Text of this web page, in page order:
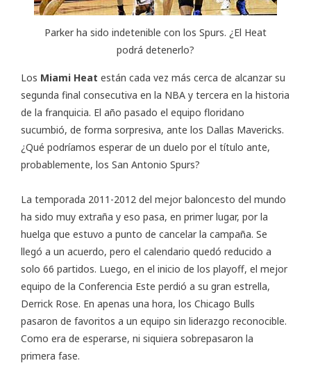
Parker ha sido indetenible con los Spurs. ¿El Heat
podrá detenerlo?
Los Miami Heat están cada vez más cerca de alcanzar su
segunda final consecutiva en la NBA y tercera en la historia
de la franquicia. El año pasado el equipo floridano
sucumbió, de forma sorpresiva, ante los Dallas Mavericks.
¿Qué podríamos esperar de un duelo por el título ante,
probablemente, los San Antonio Spurs?
La temporada 2011-2012 del mejor baloncesto del mundo
ha sido muy extraña y eso pasa, en primer lugar, por la
huelga que estuvo a punto de cancelar la campaña. Se
llegó a un acuerdo, pero el calendario quedó reducido a
solo 66 partidos. Luego, en el inicio de los playoff, el mejor
equipo de la Conferencia Este perdió a su gran estrella,
Derrick Rose. En apenas una hora, los Chicago Bulls
pasaron de favoritos a un equipo sin liderazgo reconocible.
Como era de esperarse, ni siquiera sobrepasaron la
primera fase.